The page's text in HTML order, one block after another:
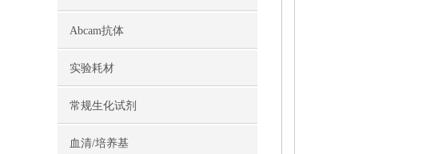
Abcam抗体
实验耗材
常规生化试剂
血清/培养基